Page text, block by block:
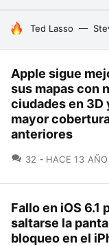
HOY SE HABLA DE
Ted Lasso
Apple sigue
sus mapas con
ciudades en 3D
mayor
anteriores
32 COMENTARIOS
HACE 13
Fallo en iOS 6.1
saltarse la
bloqueo en el